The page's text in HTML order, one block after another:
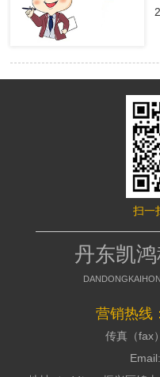
扫一
丹东凯
营销热线
传真（fax
Email: